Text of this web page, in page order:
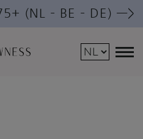
(NL – BE – DE) —>